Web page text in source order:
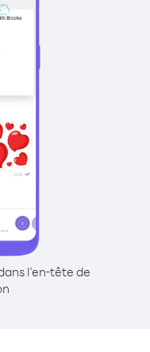
l'en-tête de